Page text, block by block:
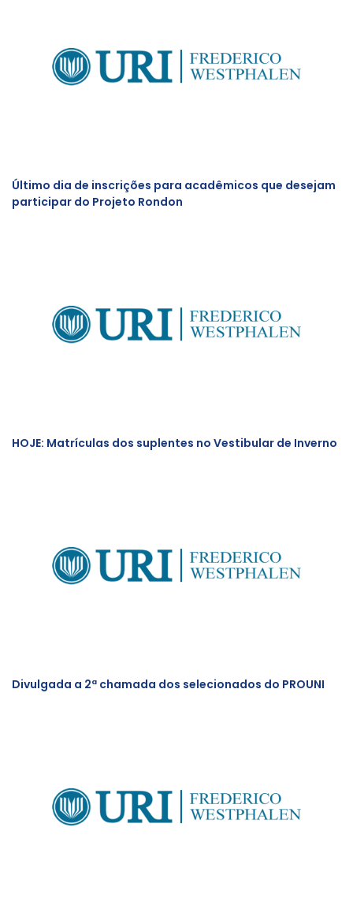
Último dia de inscrições para acadêmicos que desejam
participar do Projeto Rondon
HOJE: Matrículas dos suplentes no Vestibular de Inverno
Divulgada a 2ª chamada dos selecionados do PROUNI